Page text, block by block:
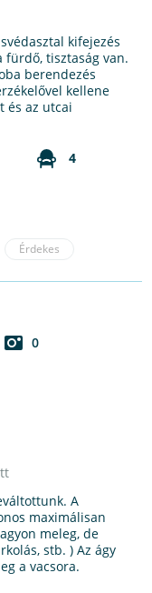
kifejezés
fürdő, tisztaság van.
berendezés
kellene
és az utcai
4
Érdekes
0
A
maximálisan
meleg, de
stb. ) Az ágy
a vacsora.